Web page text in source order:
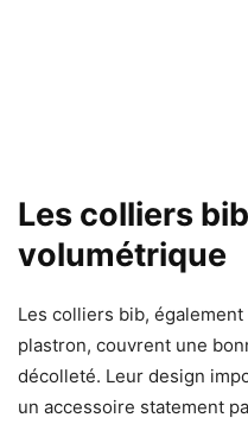
Les colliers
volumétrique
Les colliers bib,
plastron, couvrent une
décolleté. Leur design
un accessoire statement